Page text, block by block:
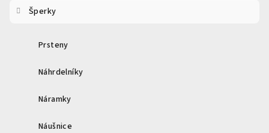
Šperky
Prsteny
Náhrdelníky
Náramky
Náušnice